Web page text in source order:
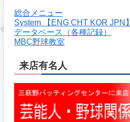
総合メニュー
System 【ENG CHT KOR JPN】
データベース（各種記録）
MBC野球教室
来店有名人